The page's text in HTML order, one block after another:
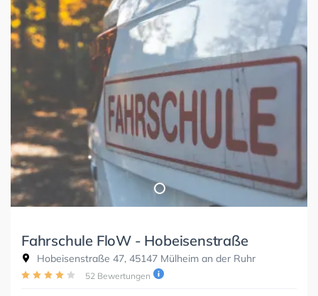
Fahrschule FloW - Hobeisenstraße
Hobeisenstraße 47, 45147 Mülheim an der Ruhr
52 Bewertungen